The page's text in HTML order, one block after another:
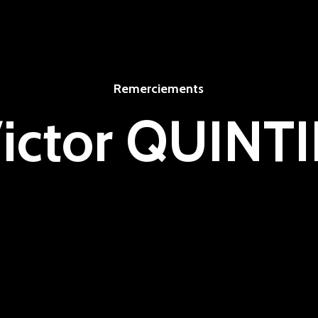
Remerciements